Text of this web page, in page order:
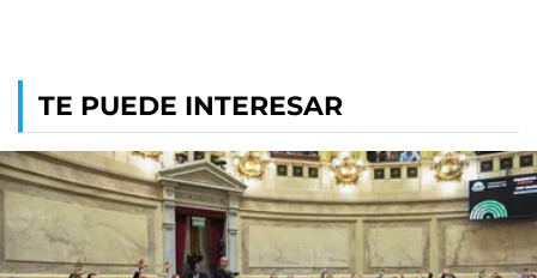
TE PUEDE INTERESAR